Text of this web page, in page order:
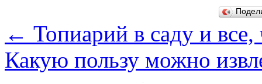
← Топиарий в саду и
Какую пользу можно